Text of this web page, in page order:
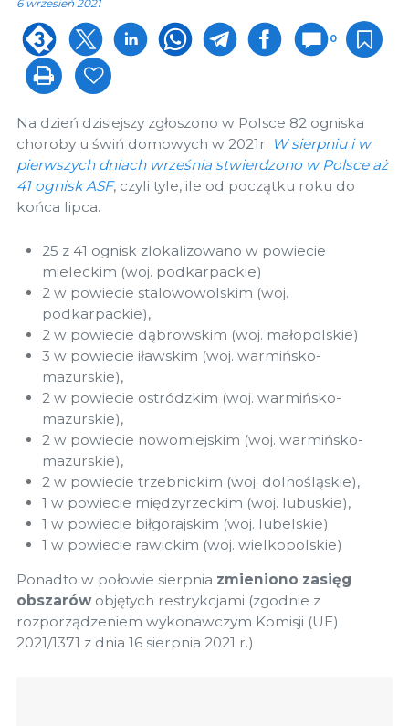
6 wrzesień 2021
0
Na dzień dzisiejszy zgłoszono w Polsce 82 ogniska
choroby u świń domowych w 2021r. W sierpniu i w
pierwszych dniach września stwierdzono w Polsce aż
41 ognisk ASF, czyli tyle, ile od początku roku do
końca lipca.
25 z 41 ognisk zlokalizowano w powiecie
mieleckim (woj. podkarpackie)
2 w powiecie stalowowolskim (woj.
podkarpackie),
2 w powiecie dąbrowskim (woj. małopolskie)
3 w powiecie iławskim (woj. warmińsko-
mazurskie),
2 w powiecie ostródzkim (woj. warmińsko-
mazurskie),
2 w powiecie nowomiejskim (woj. warmińsko-
mazurskie),
2 w powiecie trzebnickim (woj. dolnośląskie),
1 w powiecie międzyrzeckim (woj. lubuskie),
1 w powiecie biłgorajskim (woj. lubelskie)
1 w powiecie rawickim (woj. wielkopolskie)
Ponadto w połowie sierpnia zmieniono zasięg
obszarów objętych restrykcjami (zgodnie z
rozporządzeniem wykonawczym Komisji (UE)
2021/1371 z dnia 16 sierpnia 2021 r.)